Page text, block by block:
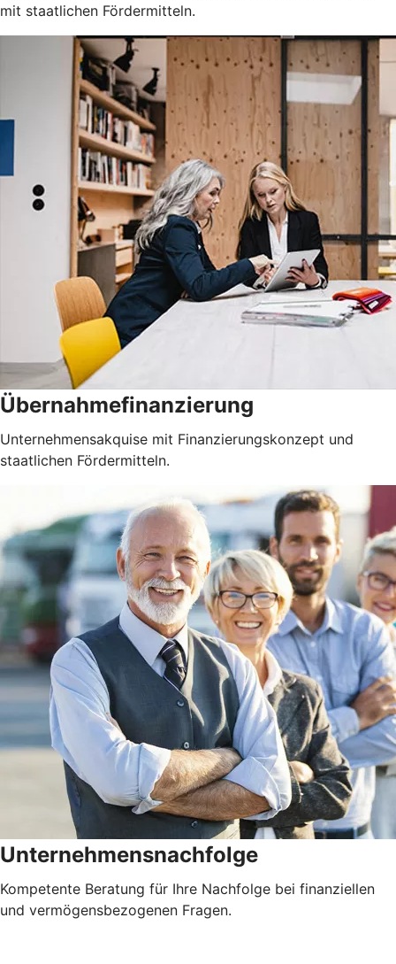
mit staatlichen Fördermitteln.
Übernahmefinanzierung
Unternehmensakquise mit Finanzierungskonzept und
staatlichen Fördermitteln.
Unternehmensnachfolge
Kompetente Beratung für Ihre Nachfolge bei finanziellen
und vermögensbezogenen Fragen.